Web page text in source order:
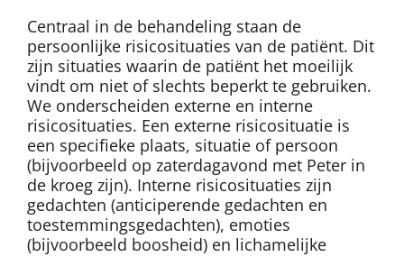
Centraal in de behandeling staan de
persoonlijke risicosituaties van de patiënt. Dit
zijn situaties waarin de patiënt het moeilijk
vindt om niet of slechts beperkt te gebruiken.
We onderscheiden externe en interne
risicosituaties. Een externe risicosituatie is
een specifieke plaats, situatie of persoon
(bijvoorbeeld op zaterdagavond met Peter in
de kroeg zijn). Interne risicosituaties zijn
gedachten (anticiperende gedachten en
toestemmingsgedachten), emoties
(bijvoorbeeld boosheid) en lichamelijke